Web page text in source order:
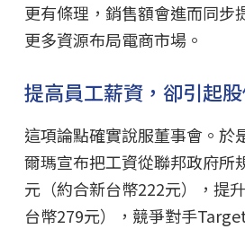
更有條理，銷售額會進而同步
更多資源布局電商市場。
提高員工薪資，卻引起
這項論點確實說服董事會。於
爾瑪宣布把工資從聯邦政府所
元（約合新台幣222元），提
台幣279元），競爭對手